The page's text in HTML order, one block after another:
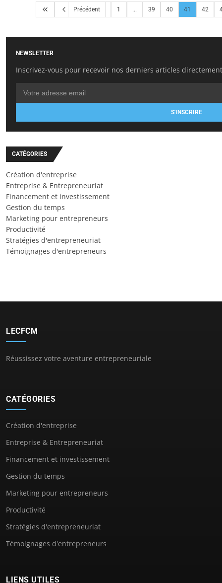
Précédent 1 ... 39 40 41 42
NEWSLETTER
Inscrivez-vous pour recevoir nos derniers articles
S'INSCRIRE
CATÉGORIES
Création d'entreprise
Entreprise & Entrepreneuriat
Financement et investissement
Gestion du temps
Marketing pour entrepreneurs
Productivité
Stratégies d'entrepreneuriat
Témoignages d'entrepreneurs
LECFCM
Réussissez votre aventure entrepreneuriale
CATÉGORIES
Création d'entreprise
Entreprise & Entrepreneuriat
Financement et investissement
Gestion du temps
Marketing pour entrepreneurs
Productivité
Stratégies d'entrepreneuriat
Témoignages d'entrepreneurs
LIENS UTILES